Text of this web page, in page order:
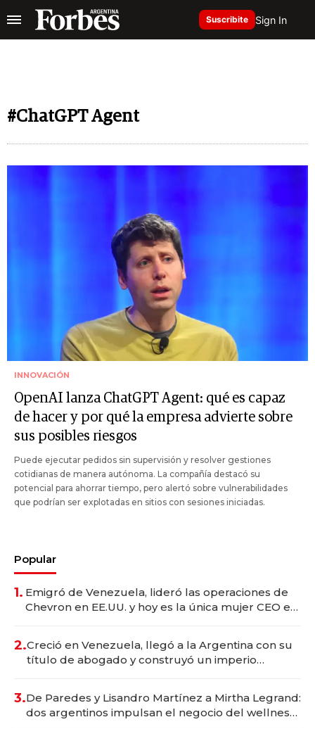
Suscribite Sign In
#ChatGPT Agent
INNOVACIÓN
OpenAI lanza ChatGPT Agent: qué es capaz
de hacer y por qué la empresa advierte sobre
sus posibles riesgos
Puede ejecutar pedidos sin supervisión y resolver gestiones
cotidianas de manera autónoma. La compañía destacó su
potencial para ahorrar tiempo, pero alertó sobre vulnerabilidades
que podrían ser explotadas en sitios con sesiones iniciadas.
Popular
1. Emigró de Venezuela, lideró las operaciones de
Chevron en EE.UU. y hoy es la única mujer CEO en
2.Creció en Venezuela, llegó a la Argentina con su
título de abogado y construyó un imperio
3.De Paredes y Lisandro Martínez a Mirtha Legrand:
dos argentinos impulsan el negocio del wellness